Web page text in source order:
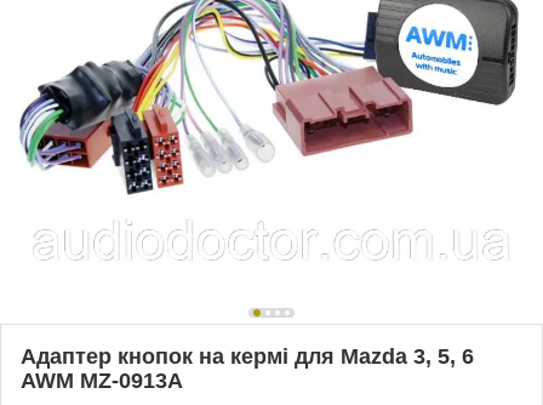
Адаптер кнопок на кермі для Mazda 3, 5, 6
AWM MZ-0913A